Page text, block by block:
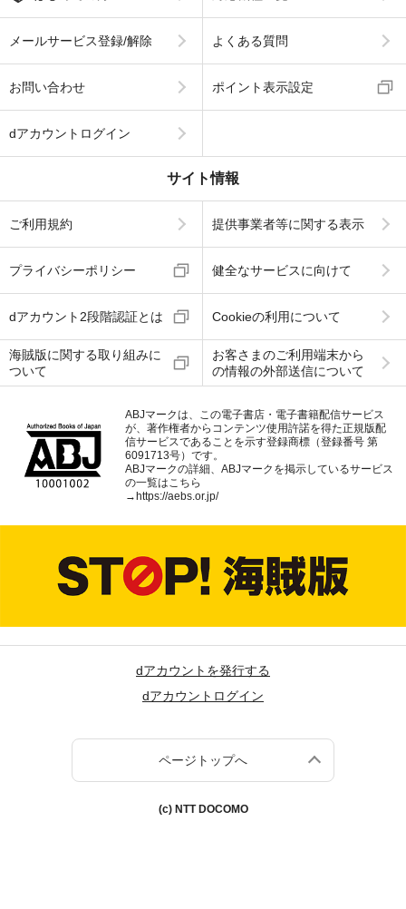
メールサービス登録/解除 よくある質問
お問い合わせ ポイント表示設定
dアカウントログイン
サイト情報
ご利用規約 提供事業者等に関する表示
プライバシーポリシー 健全なサービスに向けて
dアカウント2段階認証とは Cookieの利用について
海賊版に関する取り組みに
ついて
お客さまのご利用端末から
の情報の外部送信について
ABJマークは、この電子書店・電子書籍配信サービス
が、著作権者からコンテンツ使用許諾を得た正規版配
信サービスであることを示す登録商標（登録番号 第
6091713号）です。
ABJマークの詳細、ABJマークを掲示しているサービス
の一覧はこちら
→ https://aebs.or.jp/
dアカウントを発行する
dアカウントログイン
ページトップへ
(c) NTT DOCOMO